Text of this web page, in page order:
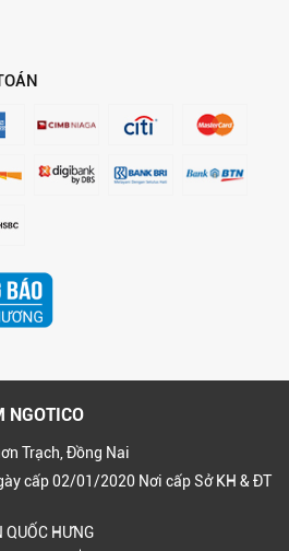
NGOTICO
Trạch, Đồng Nai
cấp 02/01/2020 Nơi cấp Sở KH & ĐT
HƯNG